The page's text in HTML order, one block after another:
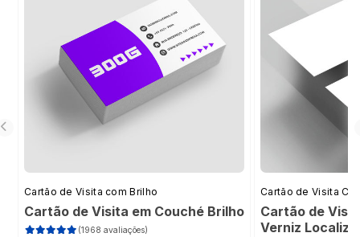
Cartão de Visita com Brilho
Cartão de Visita em Couché Brilho
(1968 avaliações)
Cartão de Visita
Cartão de
Verniz